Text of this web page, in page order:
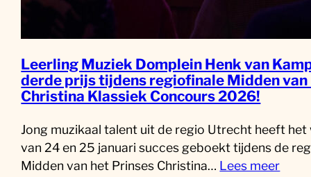
Leerling Muziek Domplein Henk van
derde prijs tijdens regiofinale Midden van
Christina Klassiek Concours 2026!
Jong muzikaal talent uit de regio Utrecht heeft het
van 24 en 25 januari succes geboekt tijdens de
Midden van het Prinses Christina… Lees meer